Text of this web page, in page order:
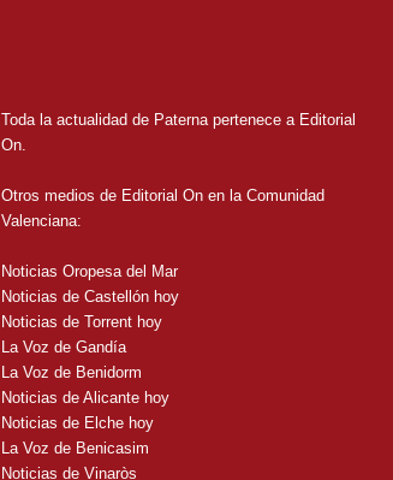
Toda la actualidad de Paterna pertenece a Editorial
On.
Otros medios de Editorial On en la Comunidad
Valenciana:
Noticias Oropesa del Mar
Noticias de Castellón hoy
Noticias de Torrent hoy
La Voz de Gandía
La Voz de Benidorm
Noticias de Alicante hoy
Noticias de Elche hoy
La Voz de Benicasim
Noticias de Vinaròs